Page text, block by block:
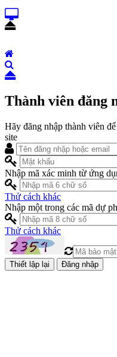
Thành viên đăng
Hãy đăng nhập thành viên
site
Nhập mã xác minh từ ứng
Thử cách khác
Nhập một trong các mã dự
Thử cách khác
Đăng nhập